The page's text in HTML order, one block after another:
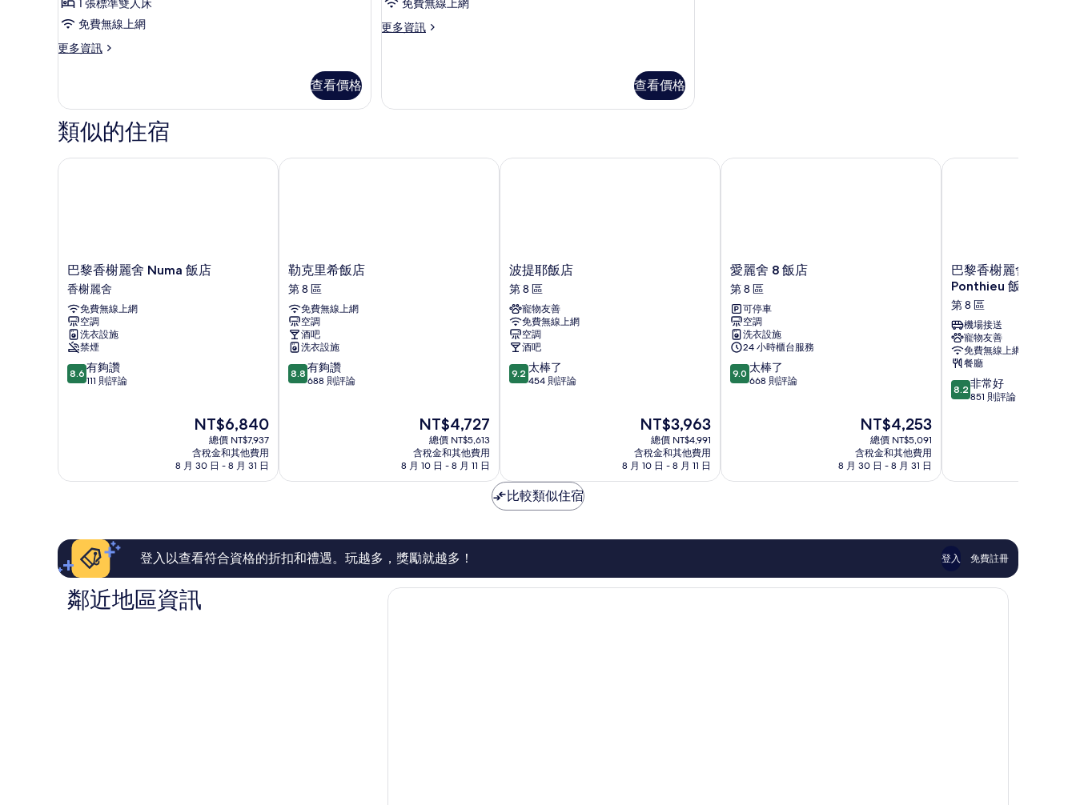
房
所
相
片
1 張標準雙人床
免費無線上網
更多資訊
更
房
的
詳
情
查看價格
Room
的
片
免費無線上網
更多資訊
更
的
詳
查看價格
類似的住宿
巴
黎
香
榭
麗
舍
Numa
飯
店
巴黎香榭麗舍 Numa 飯店
香榭麗舍
免費無線上網
空調
洗衣設施
禁煙
8.6
分，
讚，
論
8.6 有夠讚
111 則評論
現
價
格
為
NT$6,840
總價 NT$7,937
含稅金和其他費用
8 月 30 日 - 8 月 31 日
巴黎香榭麗舍 Numa 飯店
勒
克
里
希
飯
店
第
8
區
勒克里希飯店
第 8 區
免費無線上網
空調
酒吧
洗衣設施
8.8
分，
讚，
論
8.8 有夠讚
688 則評論
現
價
格
為
NT$4,727
總價 NT$5,613
含稅金和其他費用
8 月 10 日 - 8 月 11 日
勒克里希飯店
波
提
耶
飯
店
第
8
區
波提耶飯店
第 8 區
寵物友善
免費無線上網
空調
酒吧
9.2
分，
了，
454
則
論
9.2 太棒了
454 則評論
現
價
格
為
NT$3,963
總價 NT$4,991
含稅金和其他費用
8 月 10 日 - 8 月 11 日
波提耶飯店
愛
麗
舍
8
飯
店
第
8
區
愛麗舍 8 飯店
第 8 區
可停車
空調
洗衣設施
24 小時櫃台服務
9.0
分，
了，
論
9.0 太棒了
668 則評論
現
價
格
為
NT$4,253
總價 NT$5,091
含稅金和其他費用
8 月 30 日 - 8 月 31 日
愛麗舍 8 飯店
巴
黎
香
榭
麗
舍
NH
Collection
Ponthieu
飯
巴黎香榭麗舍 NH
Ponthieu 飯店
第 8 區
機場接送
寵物友善
免費無線上網
餐廳
8.2
分，
常
評
論
8.2 非常好
851 則評論
巴黎香榭麗舍 NH
比較類似住宿
登入以查看符合資格的折扣和禮遇。玩越多，獎勵就越多！ 登入 免費註冊
鄰近地區資訊